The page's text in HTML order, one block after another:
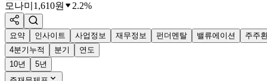
모나미 1,610원 2.2%
요약 인사이트 사업정보 재무정보 펀더멘탈 밸류에이션 주주
4분기누적
분기
연도
10년
5년